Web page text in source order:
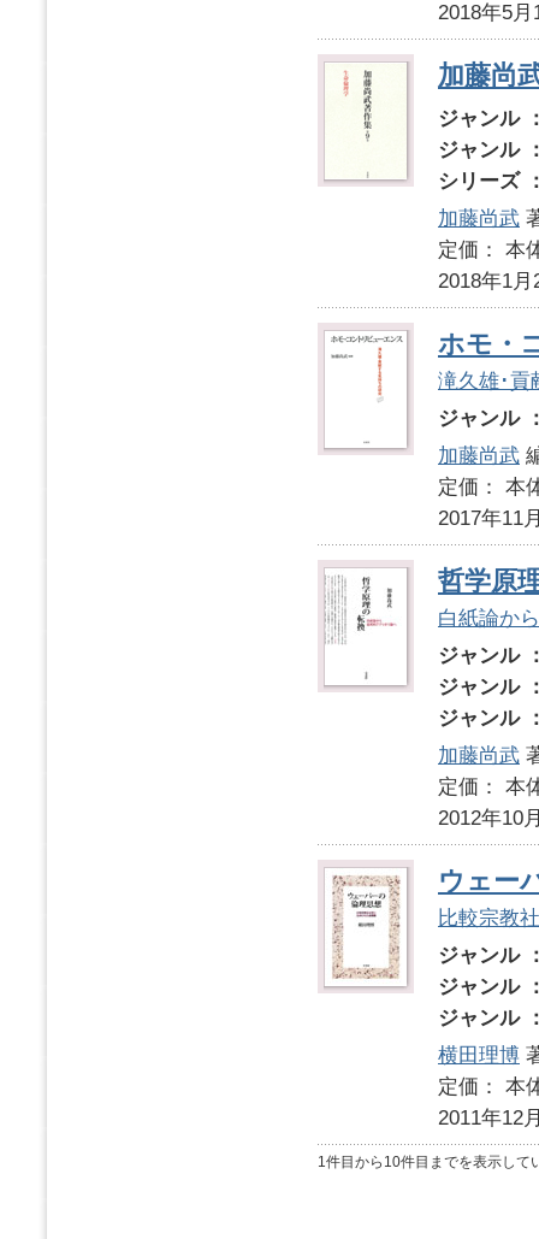
2018年5月
加藤尚
ジャンル
ジャンル
シリーズ
加藤尚武
定価：
2018年1月
ホモ・
滝久雄･貢
ジャンル
加藤尚武
定価：
2017年11
哲学原
白紙論か
ジャンル
ジャンル
ジャンル
加藤尚武
定価：
2012年10
ウェー
比較宗教
ジャンル
ジャンル
ジャンル
横田理博
定価：
2011年12
1件目から10件目までを表示して